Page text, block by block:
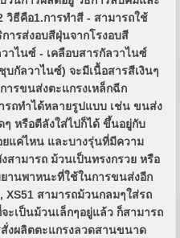
ธีคือ1.การทำสี - สามารถใช้
ารส่งอบสีฝุ่นจากโรงอบสี
าไนซ์ - เคลือบสารกัลวาไนซ์
กัลวาไนซ์) จะมีเนื้อสารสีเงินๆ
การขนส่งตะแกรงเหล็กฉีก
ถทำได้หลายรูปแบบ เช่น ขนส่ง
ๆ หรือตีลังใส่ไปก็ได้ ขึ้นอยู่กับ
แค่ไหน และบางรุ่นที่มีความ
ามารถ ม้วนเป็นทรงกรวย หรือ
ยานพาหนะที่ใช้ในการขนส่งอีก
XS51 สามารถม้วนกลมๆใส่รถ
ะเป็นม้วนเล็กๆอยู่แล้ว ก็สามารถ
งผลิตตะแกรงลวดสานขนาด